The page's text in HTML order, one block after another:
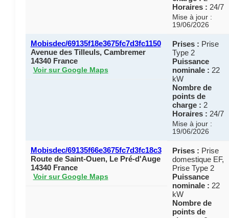
Horaires : 24/7
Mise à jour :
19/06/2026
Mobisdec/69135f18e3675fc7d3fc1150
Avenue des Tilleuls, Cambremer
14340 France
Voir sur Google Maps
Prises : Prise
Type 2
Puissance
nominale : 22
kW
Nombre de
points de
charge : 2
Horaires : 24/7
Mise à jour :
19/06/2026
Mobisdec/69135f66e3675fc7d3fc18c3
Route de Saint-Ouen, Le Pré-d'Auge
14340 France
Voir sur Google Maps
Prises : Prise
domestique EF,
Prise Type 2
Puissance
nominale : 22
kW
Nombre de
points de